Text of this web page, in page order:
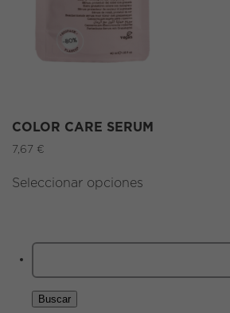
COLOR CARE SERUM
7,67 €
Seleccionar opciones
Buscar: